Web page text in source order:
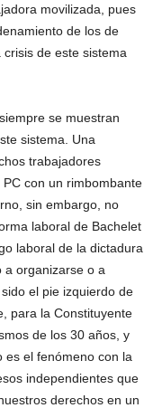
movilizada, pues
de los de
de este sistema
se muestran
sistema. Una
trabajadores
con un rimbombante
sin embargo, no
laboral de Bachelet
laboral de la dictadura
a organizarse o a
el pie izquierdo de
para la Constituyente
de los 30 años, y
es el fenómeno con la
independientes que
derechos en un